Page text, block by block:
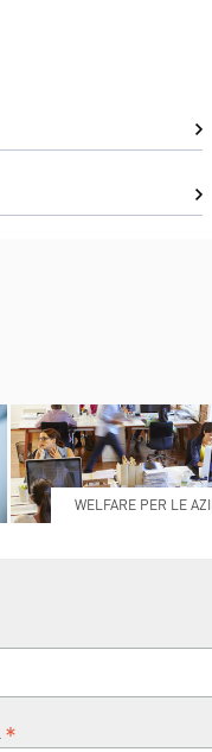
WELFARE PER LE
*